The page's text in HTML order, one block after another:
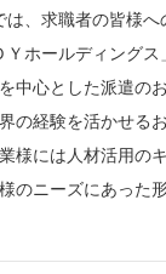
は、求職者の皆様
Ｙホールディング
中心とした派遣の
の経験を活かせる
様には人材活用の
のニーズにあった